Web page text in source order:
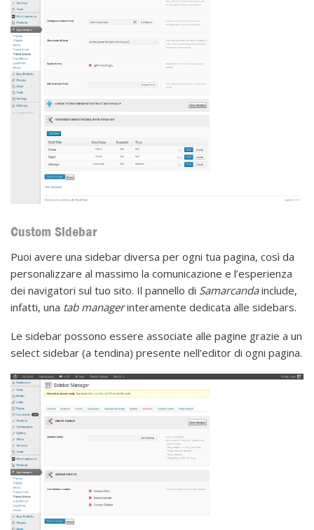
Custom Sidebar
Puoi avere una sidebar diversa per ogni tua pagina, così da
personalizzare al massimo la comunicazione e l’esperienza
dei navigatori sul tuo sito. Il pannello di Samarcandainclude,
infatti, una tab managerinteramente dedicata alle sidebars.
Le sidebar possono essere associate alle pagine grazie a un
select sidebar (a tendina) presente nell’editor di ogni pagina.